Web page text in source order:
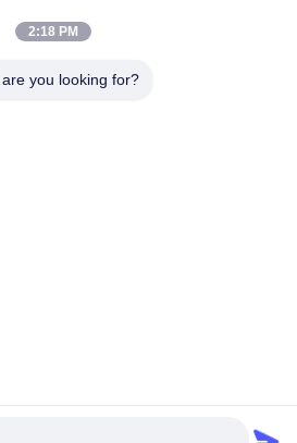
populaires
2:18 PM
you looking for?